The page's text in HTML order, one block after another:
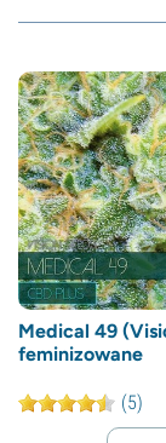
Medical 49
feminizowane
(5)